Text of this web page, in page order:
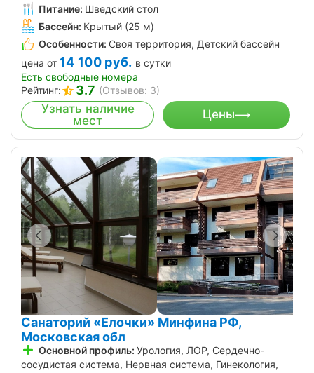
Питание: Шведский стол
Бассейн: Крытый (25 м)
Особенности: Своя территория, Детский бассейн
цена от 14 100 руб. в сутки
Есть свободные номера
Рейтинг:
3.7 (Отзывов: 3)
Узнать наличие
мест
Цены
Санаторий «Елочки» Минфина РФ,
Московская обл
Основной профиль: Урология, ЛОР, Сердечно-
сосудистая система, Нервная система, Гинекология,